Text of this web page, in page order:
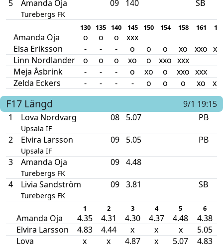
5 Amanda Oja
Turebergs FK
09 140 SB
130 135 140 145 150 154 158 161
Amanda Oja o o o
xxx
Elsa Eriksson
- - - o o o xo xxo
Linn Nordlander
o o o xo o xxo xxx
Meja Åsbrink
- - - o xo o xxo xxx
Zelda Eckers
- - - - o o o xo
F17 Längd
9/1 19:15
1
Lova Nordvarg
Upsala IF
08 5.07 PB
2 Elvira Larsson
Upsala IF
09 5.05 PB
3 Amanda Oja
Turebergs FK
09 4.48
4 Livia Sandström
Turebergs FK
09 3.81 SB
1 2 3 4 5 6
Amanda Oja 4.35 4.31 4.30 4.37 4.48
4.38
Elvira Larsson
4.83 4.44 x x x
5.05
Lova
x x 4.87 x 5.07 4.83